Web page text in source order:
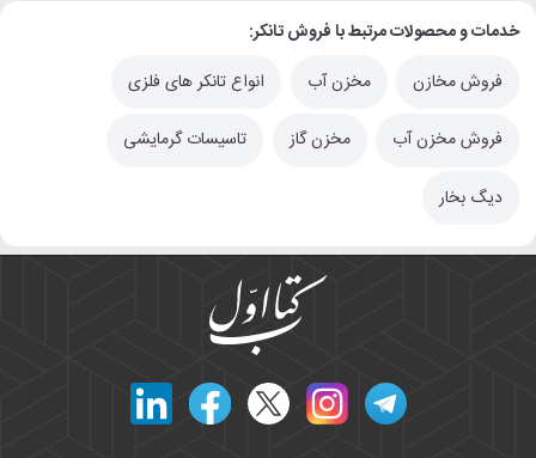
خدمات و محصولات مرتبط با فروش تانکر:
فروش مخازن
مخزن آب انواع تانکر های فلزی
فروش مخزن آب مخزن گاز تاسیسات گرمایشی
دیگ بخار